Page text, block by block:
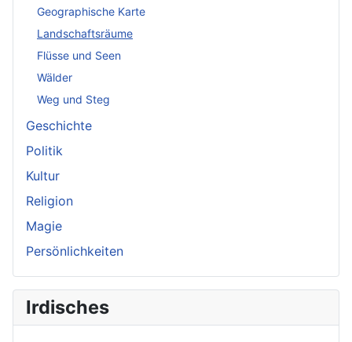
Geographische Karte
Landschaftsräume
Flüsse und Seen
Wälder
Weg und Steg
Geschichte
Politik
Kultur
Religion
Magie
Persönlichkeiten
Irdisches